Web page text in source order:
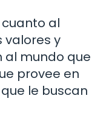
al
valores y
al mundo que
provee en
le buscan